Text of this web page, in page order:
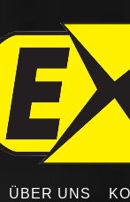
ÜBER UNS